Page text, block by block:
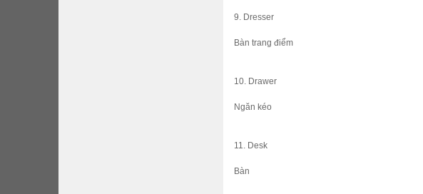
9. Dresser
Bàn trang điểm
10. Drawer
Ngăn kéo
11. Desk
Bàn